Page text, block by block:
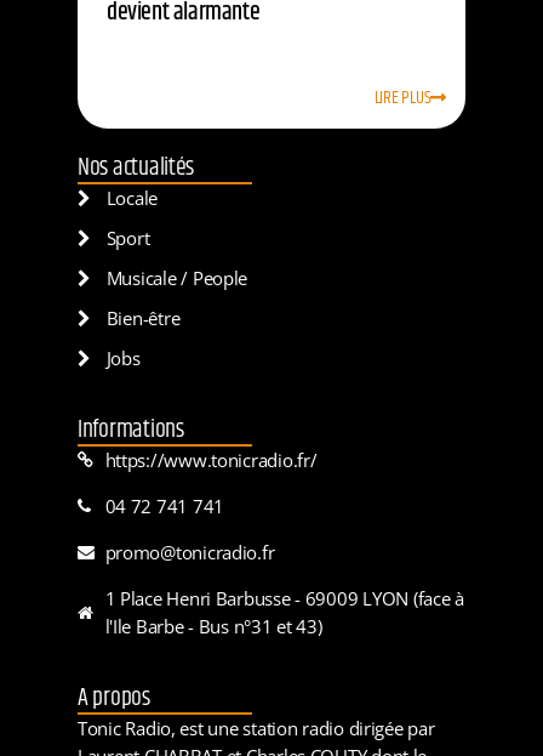
devient alarmante
LIRE PLUS
Nos actualités
Locale
Sport
Musicale / People
Bien-être
Jobs
Informations
https://www.tonicradio.fr/
04 72 741 741
promo@tonicradio.fr
1 Place Henri Barbusse - 69009 LYON (face à
l'Ile Barbe - Bus n°31 et 43)
A propos
Tonic Radio, est une station radio dirigée par